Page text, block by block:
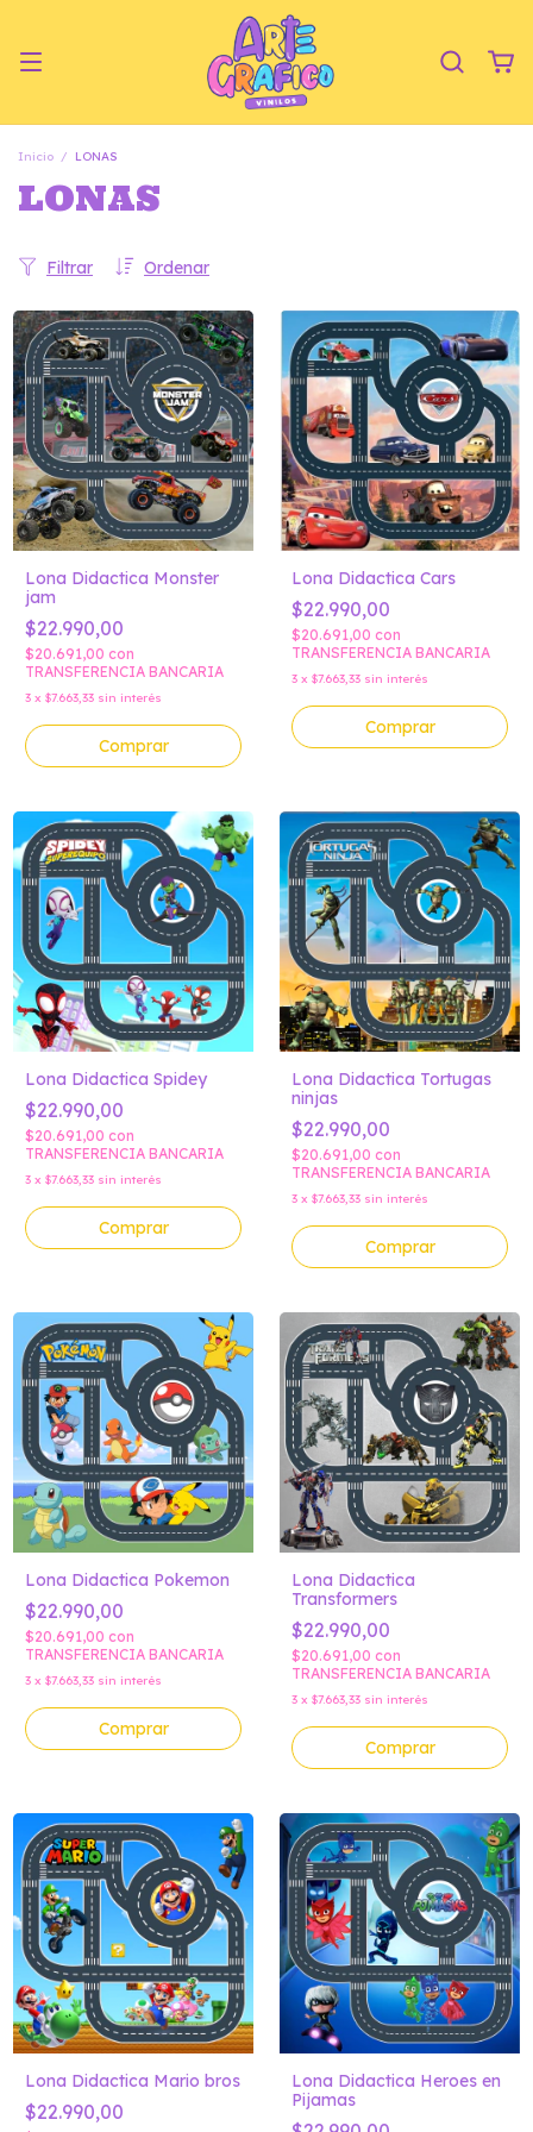
Inicio / LONAS
LONAS
Ordenar
Filtrar
Lona Didactica Monster
jam
$22.990,00
$20.691,00 con
TRANSFERENCIA BANCARIA
3 x $7.663,33 sin interés
Comprar
Lona Didactica Cars
$22.990,00
$20.691,00 con
TRANSFERENCIA BANCARIA
3 x $7.663,33 sin interés
Comprar
Lona Didactica Spidey
$22.990,00
$20.691,00 con
TRANSFERENCIA BANCARIA
3 x $7.663,33 sin interés
Comprar
Lona Didactica Tortugas
ninjas
$22.990,00
$20.691,00 con
TRANSFERENCIA BANCARIA
3 x $7.663,33 sin interés
Comprar
Lona Didactica Pokemon
$22.990,00
$20.691,00 con
TRANSFERENCIA BANCARIA
3 x $7.663,33 sin interés
Comprar
Lona Didactica
Transformers
$22.990,00
$20.691,00 con
TRANSFERENCIA BANCARIA
3 x $7.663,33 sin interés
Comprar
Lona Didactica Mario bros
$22.990,00
Lona Didactica Heroes en
Pijamas